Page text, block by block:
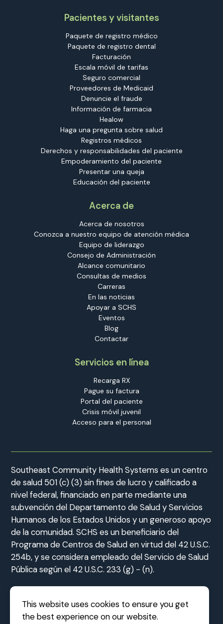
Pacientes y visitantes
Paquete de registro médico
Paquete de registro dental
Facturación
Escala móvil de tarifas
Seguro comercial
Proveedores de Medicaid
Denuncie el fraude
Información de farmacia
Healow
Haga una pregunta sobre salud
Registros médicos
Derechos y responsabilidades del paciente
Empoderamiento del paciente
Presentar una queja
Educación del paciente
Acerca de
Acerca de nosotros
Conozca a nuestro equipo de atención médica
Equipo de liderazgo
Consejo de Administración
Alcance comunitario
Consultas de medios
Carreras
En las noticias
Apoyar a SCHS
Eventos
Blog
Contactar
Servicios en línea
Recarga RX
Pague su factura
Portal del paciente
Crisis móvil juvenil
Acceso para el personal
Southeast Community Health Systems es un centro
de salud 501 (c) (3) sin fines de lucro y calificado a
nivel federal, financiado en parte mediante una
subvención del Departamento de Salud y Servicios
Humanos de los Estados Unidos y un generoso apoyo
de la comunidad. SCHS es un beneficiario del
Programa de Centros de Salud en virtud del 42 U.S.C.
254b, y se considera empleado del Servicio de Salud
Pública según el 42 U.S.C. 233 (g) - (n).
©2026 Southeast Community Health Systems
This website uses cookies to ensure you get
the best experience on our website.